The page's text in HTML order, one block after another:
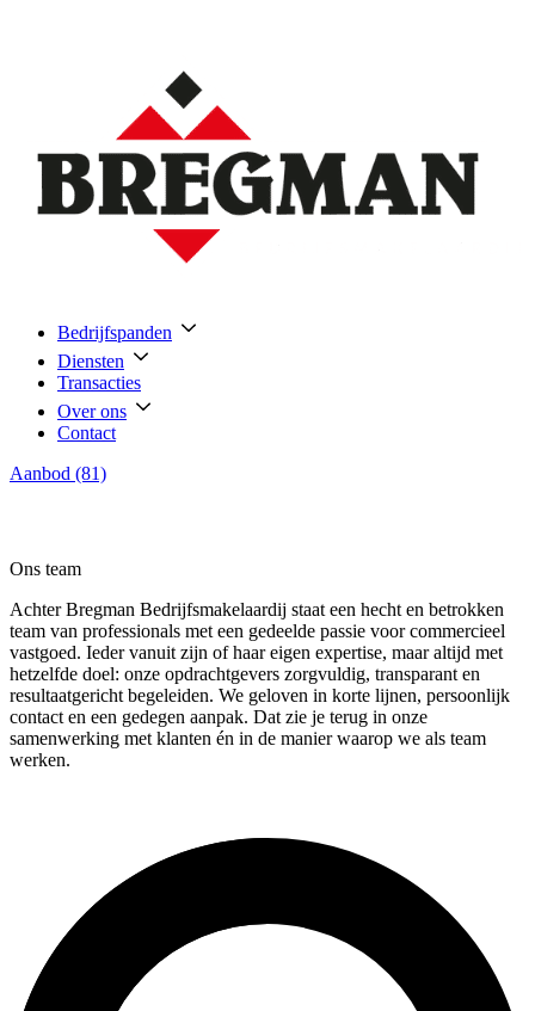
Bedrijfspanden
Diensten
Transacties
Over ons
Contact
Aanbod (81)
Ons team
Achter Bregman Bedrijfsmakelaardij staat een hecht en betrokken
team van professionals met een gedeelde passie voor commercieel
vastgoed. Ieder vanuit zijn of haar eigen expertise, maar altijd met
hetzelfde doel: onze opdrachtgevers zorgvuldig, transparant en
resultaatgericht begeleiden. We geloven in korte lijnen, persoonlijk
contact en een gedegen aanpak. Dat zie je terug in onze
samenwerking met klanten én in de manier waarop we als team
werken.